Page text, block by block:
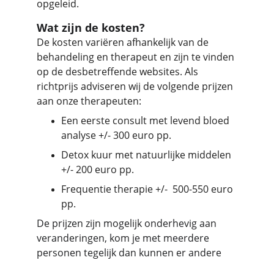
opgeleid.
Wat zijn de kosten?
De kosten variëren afhankelijk van de
behandeling en therapeut en zijn te vinden
op de desbetreffende websites. Als
richtprijs adviseren wij de volgende prijzen
aan onze therapeuten:
Een eerste consult met levend bloed
analyse +/- 300 euro pp.
Detox kuur met natuurlijke middelen
+/- 200 euro pp.
Frequentie therapie +/-  500-550 euro
pp.
De prijzen zijn mogelijk onderhevig aan
veranderingen, kom je met meerdere
personen tegelijk dan kunnen er andere